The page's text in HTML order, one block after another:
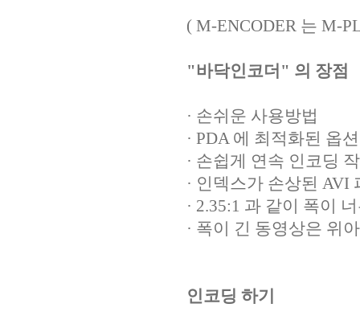
( M-ENCODER 는 M-
"바닥인코더" 의 장점
· 손쉬운 사용방법
· PDA 에 최적화된 옵
· 손쉽게 연속 인코딩
· 인덱스가 손상된 AVI
· 2.35:1 과 같이 폭이
· 폭이 긴 동영상은 위
인코딩 하기